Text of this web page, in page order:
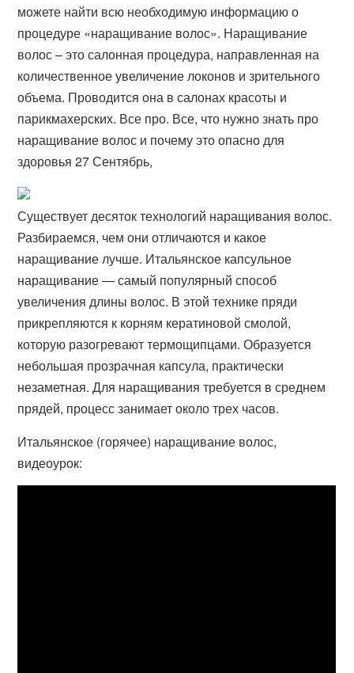
можете найти всю необходимую информацию о
процедуре «наращивание волос». Наращивание
волос – это салонная процедура, направленная на
количественное увеличение локонов и зрительного
объема. Проводится она в салонах красоты и
парикмахерских. Все про. Все, что нужно знать про
наращивание волос и почему это опасно для
здоровья 27 Сентябрь,
Существует десяток технологий наращивания волос.
Разбираемся, чем они отличаются и какое
наращивание лучше. Итальянское капсульное
наращивание — самый популярный способ
увеличения длины волос. В этой технике пряди
прикрепляются к корням кератиновой смолой,
которую разогревают термощипцами. Образуется
небольшая прозрачная капсула, практически
незаметная. Для наращивания требуется в среднем
прядей, процесс занимает около трех часов.
Итальянское (горячее) наращивание волос,
видеоурок: